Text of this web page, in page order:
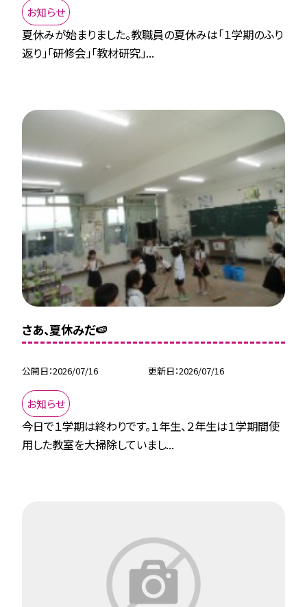
お知らせ
夏休みが始まりました。教職員の夏休みは「１学期のふり
返り」「研修会」「教材研究」...
さあ、夏休みだ🍉
公開日 2026/07/16 更新日 2026/07/16
お知らせ
今日で１学期は終わりです。１年生、２年生は１学期間使
用した教室を大掃除していまし...